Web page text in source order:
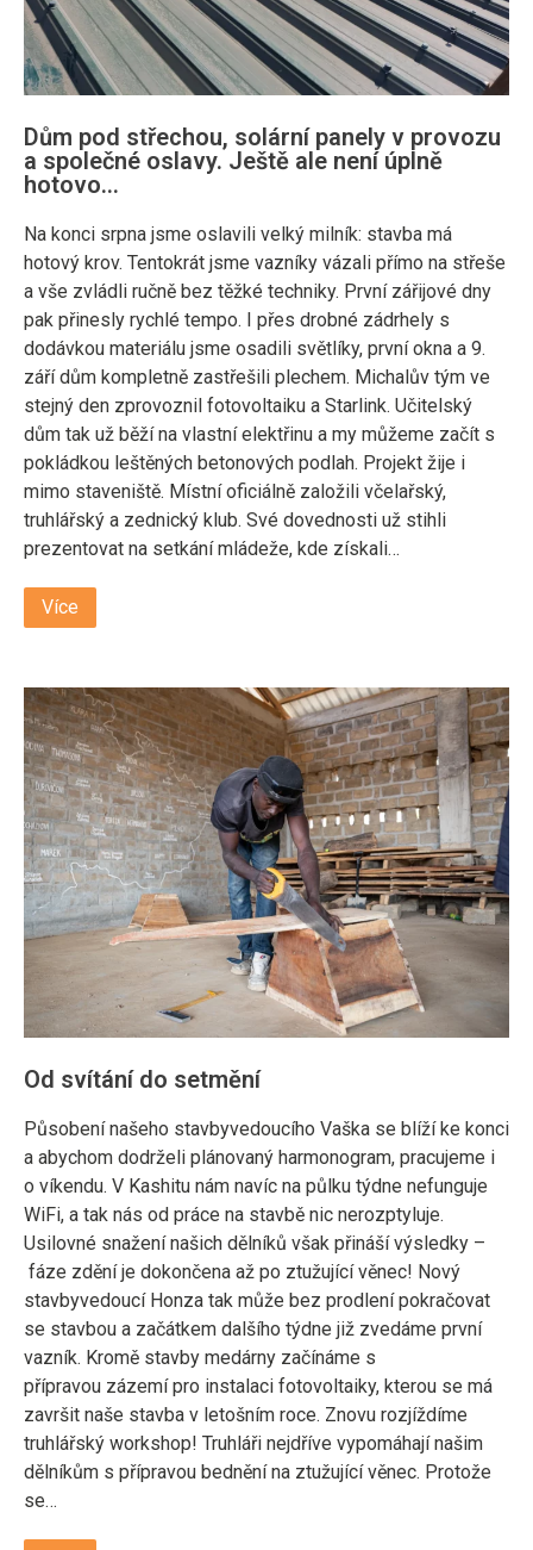
Dům pod střechou, solární panely v provozu
a společné oslavy. Ještě ale není úplně
hotovo…
Na konci srpna jsme oslavili velký milník: stavba má
hotový krov. Tentokrát jsme vazníky vázali přímo na střeše
a vše zvládli ručně bez těžké techniky. První zářijové dny
pak přinesly rychlé tempo. I přes drobné zádrhely s
dodávkou materiálu jsme osadili světlíky, první okna a 9.
září dům kompletně zastřešili plechem. Michalův tým ve
stejný den zprovoznil fotovoltaiku a Starlink. Učitelský
dům tak už běží na vlastní elektřinu a my můžeme začít s
pokládkou leštěných betonových podlah. Projekt žije i
mimo staveniště. Místní oficiálně založili včelařský,
truhlářský a zednický klub. Své dovednosti už stihli
prezentovat na setkání mládeže, kde získali…
Více
Od svítání do setmění
Působení našeho stavbyvedoucího Vaška se blíží ke konci
a abychom dodrželi plánovaný harmonogram, pracujeme i
o víkendu. V Kashitu nám navíc na půlku týdne nefunguje
WiFi, a tak nás od práce na stavbě nic nerozptyluje.
Usilovné snažení našich dělníků však přináší výsledky –
fáze zdění je dokončena až po ztužující věnec! Nový
stavbyvedoucí Honza tak může bez prodlení pokračovat
se stavbou a začátkem dalšího týdne již zvedáme první
vazník. Kromě stavby medárny začínáme s
přípravou zázemí pro instalaci fotovoltaiky, kterou se má
završit naše stavba v letošním roce. Znovu rozjíždíme
truhlářský workshop! Truhláři nejdříve vypomáhají našim
dělníkům s přípravou bednění na ztužující věnec. Protože
se…